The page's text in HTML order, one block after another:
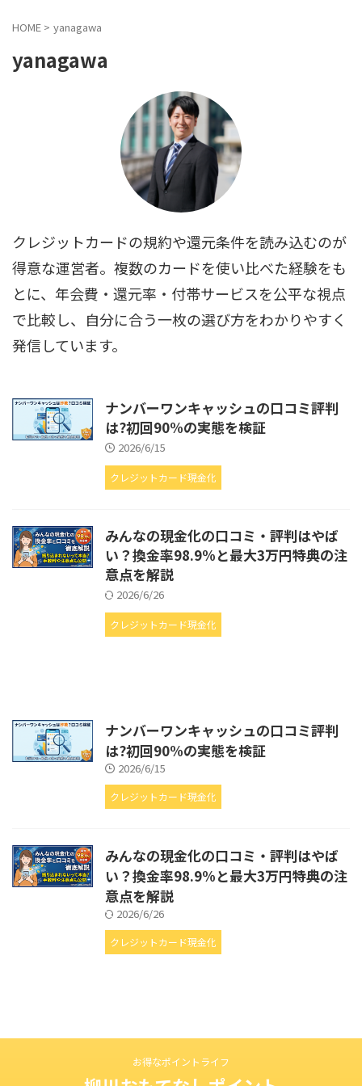
HOME > yanagawa
yanagawa
クレジットカードの規約や還元条件を読み込むのが
得意な運営者。複数のカードを使い比べた経験をも
とに、年会費・還元率・付帯サービスを公平な視点
で比較し、自分に合う一枚の選び方をわかりやすく
発信しています。
ナンバーワンキャッシュの口コミ評判
は?初回90%の実態を検証
2026/6/15
クレジットカード現金化
みんなの現金化の口コミ・評判はやば
い？換金率98.9%と最大3万円特典の注
意点を解説
2026/6/26
クレジットカード現金化
ナンバーワンキャッシュの口コミ評判
は?初回90%の実態を検証
2026/6/15
クレジットカード現金化
みんなの現金化の口コミ・評判はやば
い？換金率98.9%と最大3万円特典の注
意点を解説
2026/6/26
クレジットカード現金化
お得なポイントライフ